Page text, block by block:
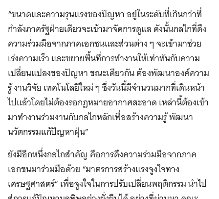
“ขนาดและความรุนแรงของปัญหา อยู่ในระดับที่เกินกว่าที่
กำลังภาครัฐฝ่ายเดียวจะเข้ามาจัดการดูแล ดังนั้นกลไกที่ดึง
ความร่วมมือจากภาคเอกชนและส่วนต่าง ๆ จะเข้ามาช่วย
เร่งความเร็ว และขยายพื้นที่การทำงานให้เท่าทันกับความ
เปลี่ยนแปลงของปัญหา ขณะเดียวกัน ต้องพัฒนาองค์ความ
รู้ งานวิจัย เทคโนโลยีใหม่ ๆ ซึ่งวันนี้มีจำนวนมากที่เดินหน้า
ไปแล้วโดยไม่ต้องรอกฎหมายอากาศสะอาด เหล่านี้ต้องเข้า
มาทำงานร่วมงานกับกลไกหลักเพื่อสร้างความรู้ พัฒนา
นวัตกรรมแก้ปัญหาฝุ่น”
ยังมีอีกหนึ่งกลไกสำคัญ คือการดึงความร่วมมือจากภาค
เอกชนมาร่วมมือด้วย “มาตรการสร้างแรงจูงใจทาง
เศรษฐศาสตร์” เพื่อจูงใจในการปรับเปลี่ยนพฤติกรรม นำไป